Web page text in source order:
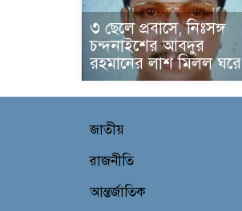
৩ ছেলে প্রবাসে, নিঃসঙ্গ
চন্দনাইশের আবদুর
রহমানের লাশ মিলল ঘরে
জাতীয়
রাজনীতি
আন্তর্জাতিক